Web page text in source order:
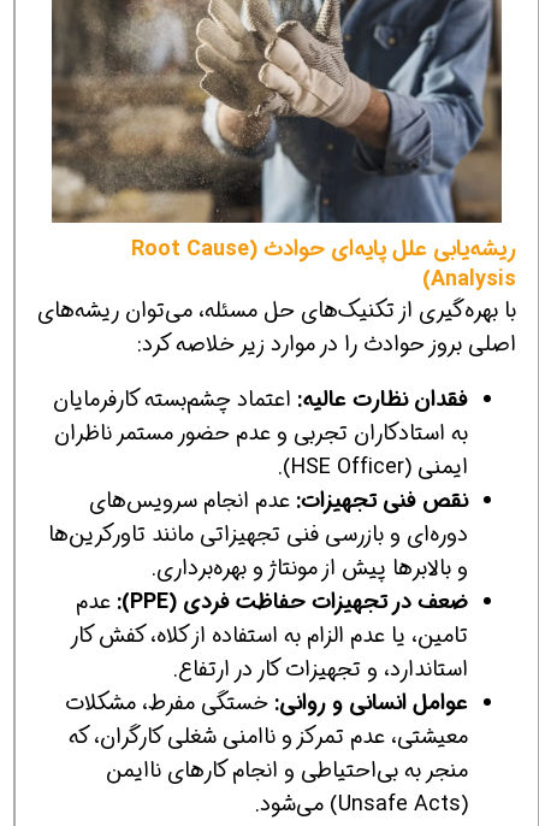
ریشه‌یابی علل پایه‌ای حوادث (Root Cause
Analysis)
با بهره‌گیری از تکنیک‌های حل مسئله، می‌توان ریشه‌های
اصلی بروز حوادث را در موارد زیر خلاصه کرد:
فقدان نظارت عالیه: اعتماد چشم‌بسته کارفرمایان
به استادکاران تجربی و عدم حضور مستمر ناظران
ایمنی (HSE Officer).
نقص فنی تجهیزات: عدم انجام سرویس‌های
دوره‌ای و بازرسی فنی تجهیزاتی مانند تاورکرین‌ها
و بالابرها پیش از مونتاژ و بهره‌برداری.
ضعف در تجهیزات حفاظت فردی (PPE):
عدم
تامین، یا عدم الزام به استفاده از کلاه، کفش کار
استاندارد، و تجهیزات کار در ارتفاع.
عوامل انسانی و روانی: خستگی مفرط، مشکلات
معیشتی، عدم تمرکز و ناامنی شغلی کارگران، که
منجر به بی‌احتیاطی و انجام کارهای ناایمن
(Unsafe Acts) می‌شود.